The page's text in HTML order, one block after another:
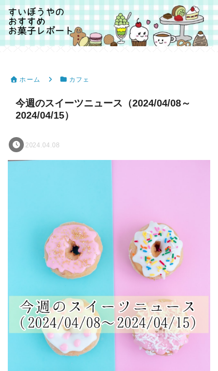
ホーム カフェ
今週のスイーツニュース（2024/04/08～
2024/04/15）
2024.04.08